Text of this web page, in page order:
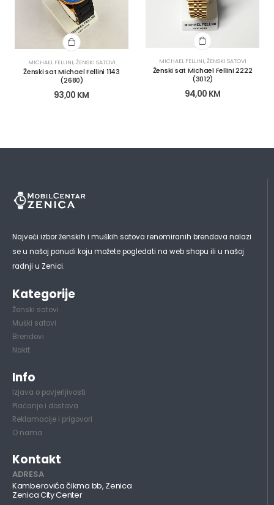
MICHAEL FELLINI,ŽENSKI SATOVI
Ženski sat Michael Fellini 1143
(2680)
93,00 KM
MICHAEL FELLINI,ŽENSKI SATOVI
Ženski sat Michael Fellini 2222
(3012)
94,00 KM
Najveći izbor ženskih i muških satova renomiranih brendova nalazi
se u našoj ponudi koju možete pogledati na web shopu ili u našoj
radnji u Zenici.
Kategorije
Ženski satovi
Muški satovi
Brendovi
Nakit
Info
Izjava o povjerljivosti
Plaćanje i dostava
Reklamacije i prigovori
O nama
Kontakt
ADRESA
Kamberovića čikma bb, Zenica
Zenica City Center